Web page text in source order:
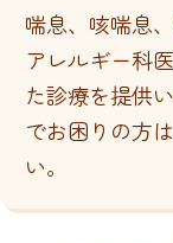
喘息、咳喘息
アレルギー科
た診療を提供
でお困りの方
い。